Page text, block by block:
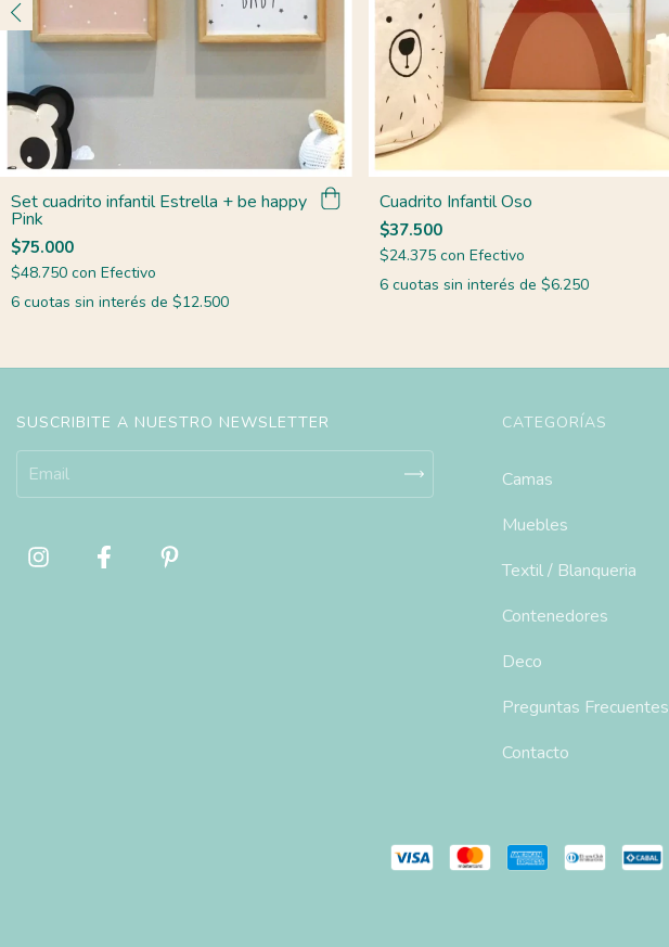
Set cuadrito infantil Estrella + be happy
Pink
$75.000
$48.750 con Efectivo
6 cuotas sin interés de $12.500
Cuadrito Infantil Oso
$37.500
$24.375 con Efectivo
6 cuotas sin interés de $6.250
SUSCRIBITE A NUESTRO NEWSLETTER CATEGORÍAS
Camas
Muebles
Textil / Blanqueria
Contenedores
Deco
Preguntas Frecuentes
Contacto